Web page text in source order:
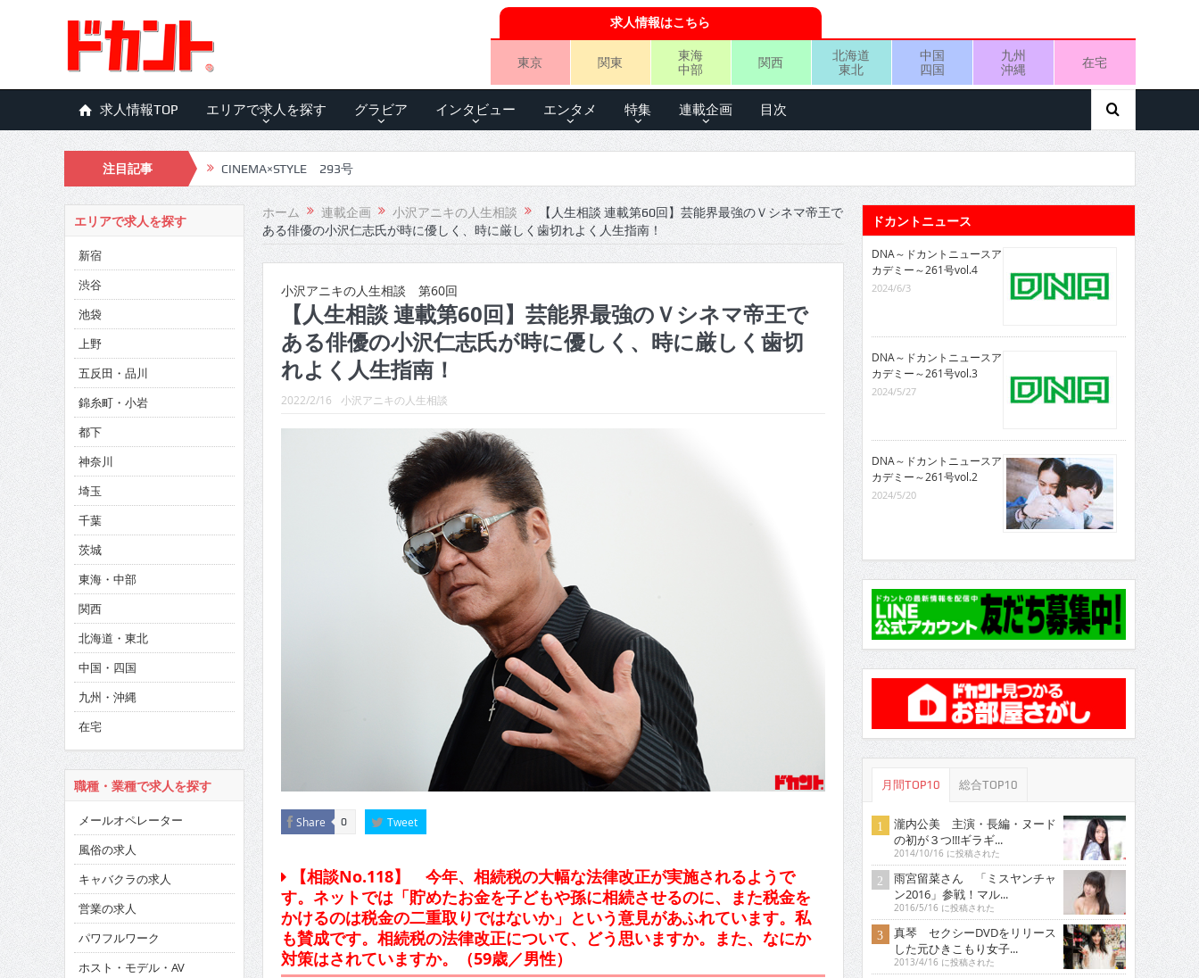
求人情報はこちら
東京 関東
東海
中部
関西
北海道
東北
中国
四国
九州
沖縄
在宅
求人情報TOP エリアで求人を探す グラビア インタビュー エンタメ 特集 連載企画 目次
注目記事 CINEMA×STYLE 293号
CINEMA×STYLE 292号
CINEMA×STYLE 291号
CINEMA×STYLE 290号
CINEMA×STYLE 289号
CINEMA×STYLE 288号
CINEMA×STYLE 287号
CINEMA×STYLE 286号
CINEMA×STYLE 285号
CINEMA×STYLE 294号
ホーム 連載企画 小沢アニキの人生相談
【人生相談 連載第60回】芸能界最強のＶシネマ帝王で
ある俳優の小沢仁志氏が時に優しく、時に厳しく歯切れよく人生指南！
小沢アニキの人生相談 第60回
【人生相談 連載第60回】芸能界最強のＶシネマ帝王で
ある俳優の小沢仁志氏が時に優しく、時に厳しく歯切
れよく人生指南！
2022/2/16 小沢アニキの人生相談
Share 0 Tweet
【相談No.118】 今年、相続税の大幅な法律改正が実施されるようで
す。ネットでは「貯めたお金を子どもや孫に相続させるのに、また税金を
かけるのは税金の二重取りではないか」という意見があふれています。私
も賛成です。相続税の法律改正について、どう思いますか。また、なにか
対策はされていますか。（59歳／男性）
エリアで求人を探す
新宿
渋谷
池袋
上野
五反田・品川
錦糸町・小岩
都下
神奈川
埼玉
千葉
茨城
東海・中部
関西
北海道・東北
中国・四国
九州・沖縄
在宅
職種・業種で求人を探す
メールオペレーター
風俗の求人
キャバクラの求人
営業の求人
パワフルワーク
ホスト・モデル・AV
ドカントニュース
DNA～ドカントニュースア
カデミー～261号vol.4
2024/6/3
DNA～ドカントニュースア
カデミー～261号vol.3
2024/5/27
DNA～ドカントニュースア
カデミー～261号vol.2
2024/5/20
月間TOP10 総合TOP10
瀧内公美 主演・長編・ヌード
の初が３つ!!!ギラギ...
2014/10/16 に投稿された
雨宮留菜さん 「ミスヤンチャ
ン2016」参戦！マル...
2016/5/16 に投稿された
真琴 セクシーDVDをリリース
した元ひきこもり女子...
2013/4/16 に投稿された